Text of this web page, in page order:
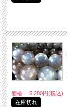
価格： 5,280円(税込)
在庫切れ